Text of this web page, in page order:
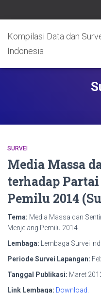
Kompilasi Data dan
Indonesia
SURVEI
Media Massa
terhadap
Pemilu 2014
Tema: Media Massa dan
Menjelang Pemilu 2014
Lembaga: Lembaga Survei
Periode Survei Lapangan:
Tanggal Publikasi: Maret
Link Lembaga: Download.